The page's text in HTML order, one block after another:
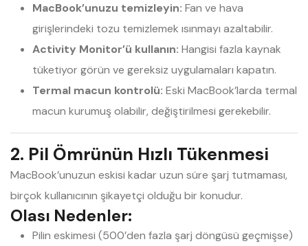
MacBook’unuzu temizleyin: Fan ve hava
girişlerindeki tozu temizlemek ısınmayı azaltabilir.
Activity Monitor’ü kullanın: Hangisi fazla kaynak
tüketiyor görün ve gereksiz uygulamaları kapatın.
Termal macun kontrolü: Eski MacBook’larda termal
macun kurumuş olabilir, değiştirilmesi gerekebilir.
2. Pil Ömrünün Hızlı Tükenmesi
MacBook’unuzun eskisi kadar uzun süre şarj tutmaması,
birçok kullanıcının şikayetçi olduğu bir konudur.
Olası Nedenler:
Pilin eskimesi (500’den fazla şarj döngüsü geçmişse)